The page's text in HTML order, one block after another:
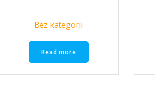
Bez kategorii
Read more